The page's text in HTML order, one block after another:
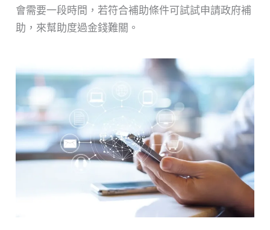
會需要一段時間，若符合補助條件可試試申請政府補
助，來幫助度過金錢難關。